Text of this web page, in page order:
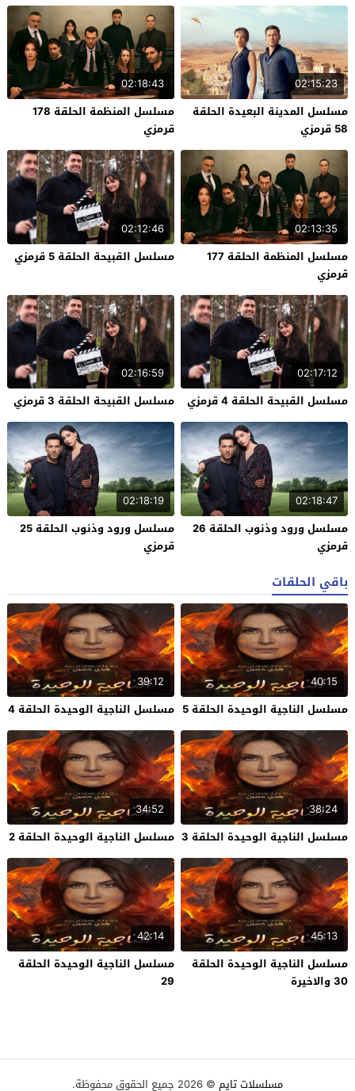
02:15:23
مسلسل المدينة البعيدة الحلقة
58 قرمزي
02:18:43
مسلسل المنظمة الحلقة 178
قرمزي
02:13:35
مسلسل المنظمة الحلقة 177
قرمزي
02:12:46
مسلسل القبيحة الحلقة 5 قرمزي
02:17:12
مسلسل القبيحة الحلقة 4 قرمزي
02:16:59
مسلسل القبيحة الحلقة 3 قرمزي
02:18:47
مسلسل ورود وذنوب الحلقة 26
قرمزي
02:18:19
مسلسل ورود وذنوب الحلقة 25
قرمزي
باقي الحلقات
40:15
مسلسل الناجية الوحيدة الحلقة 5
39:12
مسلسل الناجية الوحيدة الحلقة 4
38:24
مسلسل الناجية الوحيدة الحلقة 3
34:52
مسلسل الناجية الوحيدة الحلقة 2
45:13
مسلسل الناجية الوحيدة الحلقة
30 والاخيرة
42:14
مسلسل الناجية الوحيدة الحلقة
29
مسلسلات تايم © 2026 جميع الحقوق محفوظة.